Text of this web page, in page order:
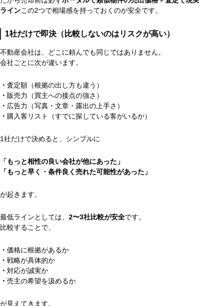
ラインこの2つで相場感を持っておくのが安全です。
1社だけで即決（比較しないのはリスクが高い）
不動産会社は、どこに頼んでも同じではありません。
会社ごとに次が違います。
・ 査定額（根拠の出し方も違う）
・ 販売力（買主への接点の強さ）
・ 広告力（写真・文章・露出の上手さ）
・ 購入客リスト（すでに探している客がいるか）
1社だけで決めると、シンプルに
「もっと相性の良い会社が他にあった」
「もっと早く・条件良く売れた可能性があった」
が起きます。
最低ラインとしては、 2〜3社比較が安全です。
比較することで、
・ 価格に根拠があるか
・ 戦略が具体的か
・ 対応が誠実か
・ 売主の希望を汲めるか
が見えてきます。